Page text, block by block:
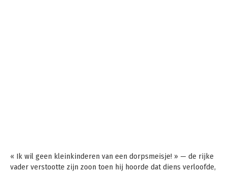
« Ik wil geen kleinkinderen van een dorpsmeisje! » — de rijke
vader verstootte zijn zoon toen hij hoorde dat diens verloofde,